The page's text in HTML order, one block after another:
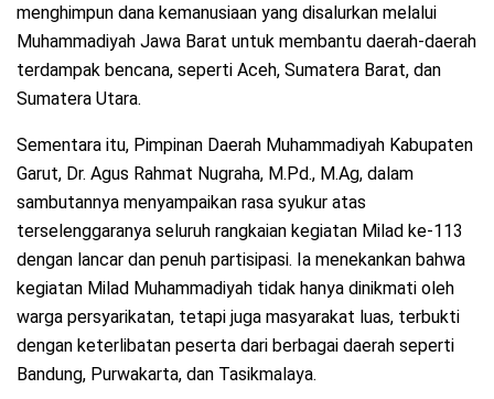
menghimpun dana kemanusiaan yang disalurkan melalui
Muhammadiyah Jawa Barat untuk membantu daerah-daerah
terdampak bencana, seperti Aceh, Sumatera Barat, dan
Sumatera Utara.
Sementara itu, Pimpinan Daerah Muhammadiyah Kabupaten
Garut, Dr. Agus Rahmat Nugraha, M.Pd., M.Ag, dalam
sambutannya menyampaikan rasa syukur atas
terselenggaranya seluruh rangkaian kegiatan Milad ke-113
dengan lancar dan penuh partisipasi. Ia menekankan bahwa
kegiatan Milad Muhammadiyah tidak hanya dinikmati oleh
warga persyarikatan, tetapi juga masyarakat luas, terbukti
dengan keterlibatan peserta dari berbagai daerah seperti
Bandung, Purwakarta, dan Tasikmalaya.